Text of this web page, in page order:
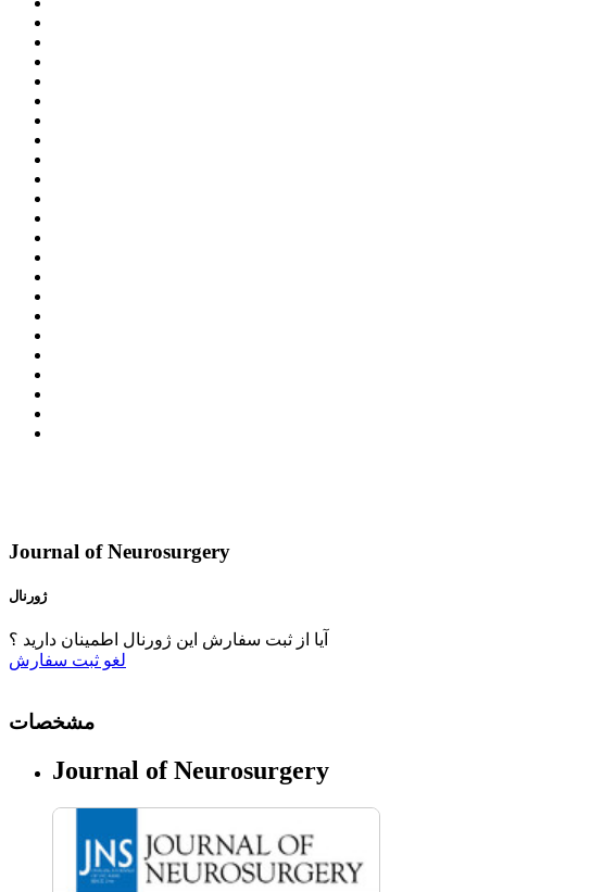
Journal of Neurosurgery
ژورنال
آیا از ثبت سفارش این ژورنال اطمینان دارید ؟
لغو ثبت سفارش
مشخصات
Journal of Neurosurgery